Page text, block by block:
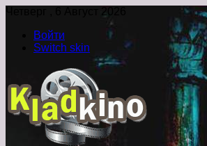
Четверг , 6 Август 2026
Войти
Switch skin